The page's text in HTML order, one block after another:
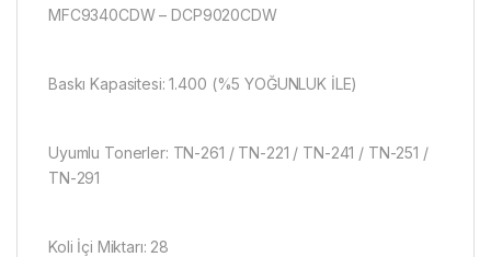
MFC9340CDW – DCP9020CDW
Baskı Kapasitesi: 1.400 (%5 YOĞUNLUK İLE)
Uyumlu Tonerler: TN-261 / TN-221 / TN-241 / TN-251 /
TN-291
Koli İçi Miktarı: 28